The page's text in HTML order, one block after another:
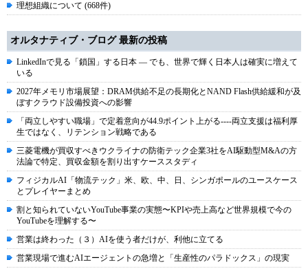
理想組織について (668件)
オルタナティブ・ブログ 最新の投稿
LinkedInで見る「鎖国」する日本 ― でも、世界で輝く日本人は確実に増えて
いる
2027年メモリ市場展望：DRAM供給不足の長期化とNAND Flash供給緩和が及
ぼすクラウド設備投資への影響
「両立しやすい職場」で定着意向が44.9ポイント上がる----両立支援は福利厚
生ではなく、リテンション戦略である
三菱電機が買収すべきウクライナの防衛テック企業3社をAI駆動型M&Aの方
法論で特定、買収金額を割り出すケーススタディ
フィジカルAI「物流テック」米、欧、中、日、シンガポールのユースケース
とプレイヤーまとめ
割と知られていないYouTube事業の実態〜KPIや売上高など世界規模で今の
YouTubeを理解する〜
営業は終わった（３）AIを使う者だけが、利他に立てる
営業現場で進むAIエージェントの急増と「生産性のパラドックス」の現実